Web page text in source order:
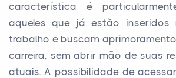
característica é
aqueles que já estão inseridos
trabalho e buscam
carreira, sem abrir mão de suas
atuais. A possibilidade de